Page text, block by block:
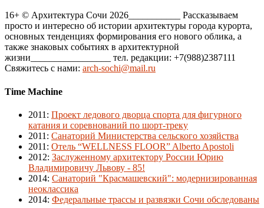
16+ © Архитектура Сочи 2026___________ Рассказываем
просто и интересно об истории архитектуры города курорта,
основных тенденциях формирования его нового облика, а
также знаковых событиях в архитектурной
жизни_________________ тел. редакции: +7(988)2387111
Свяжитесь с нами: arch-sochi@mail.ru
Time Machine
2011 : Проект ледового дворца спорта для фигурного
катания и соревнований по шорт-треку
2011 : Санаторий Министерства сельского хозяйства
2011 : Отель “WELLNESS FLOOR” Alberto Apostoli
2012: Заслуженному архитектору России Юрию
Владимировичу Львову - 85!
2014: Санаторий "Красмашевский": модернизированная
неоклассика
2014: Федеральные трассы и развязки Сочи обследованы